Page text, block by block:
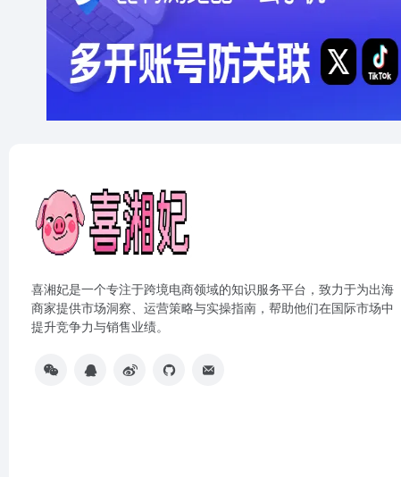
喜湘妃是一个专注于跨境电商领域的知识服务平台，致力于为出海
商家提供市场洞察、运营策略与实操指南，帮助他们在国际市场中
提升竞争力与销售业绩。